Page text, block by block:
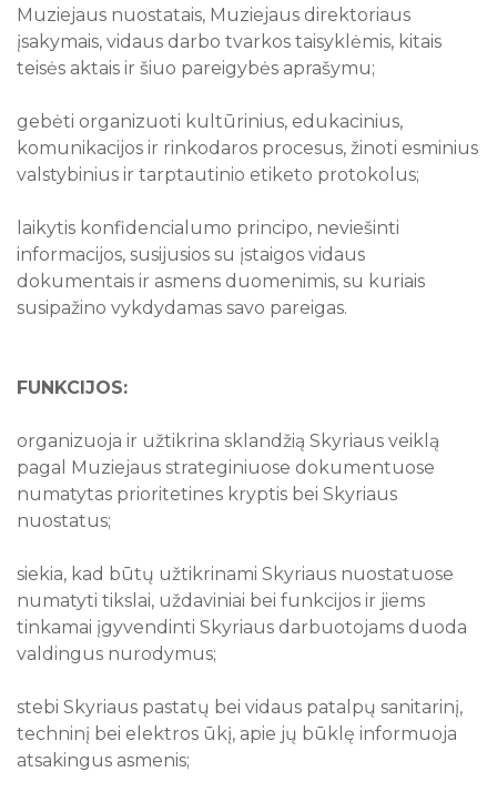
Muziejaus nuostatais, Muziejaus direktoriaus
įsakymais, vidaus darbo tvarkos taisyklėmis, kitais
teisės aktais ir šiuo pareigybės aprašymu;
gebėti organizuoti kultūrinius, edukacinius,
komunikacijos ir rinkodaros procesus, žinoti esminius
valstybinius ir tarptautinio etiketo protokolus;
laikytis konfidencialumo principo, neviešinti
informacijos, susijusios su įstaigos vidaus
dokumentais ir asmens duomenimis, su kuriais
susipažino vykdydamas savo pareigas.
FUNKCIJOS:
organizuoja ir užtikrina sklandžią Skyriaus veiklą
pagal Muziejaus strateginiuose dokumentuose
numatytas prioritetines kryptis bei Skyriaus
nuostatus;
siekia, kad būtų užtikrinami Skyriaus nuostatuose
numatyti tikslai, uždaviniai bei funkcijos ir jiems
tinkamai įgyvendinti Skyriaus darbuotojams duoda
valdingus nurodymus;
stebi Skyriaus pastatų bei vidaus patalpų sanitarinį,
techninį bei elektros ūkį, apie jų būklę informuoja
atsakingus asmenis;